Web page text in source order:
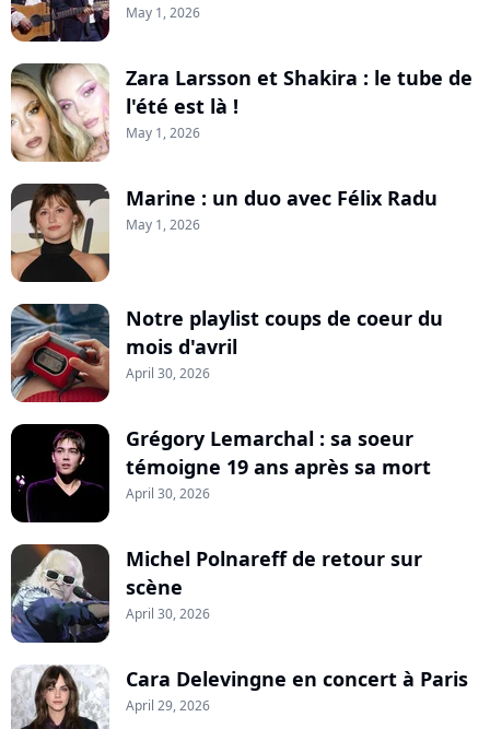
May 1, 2026
Zara Larsson et Shakira : le tube de
l'été est là !
May 1, 2026
Marine : un duo avec Félix Radu
May 1, 2026
Notre playlist coups de coeur du
mois d'avril
April 30, 2026
Grégory Lemarchal : sa soeur
témoigne 19 ans après sa mort
April 30, 2026
Michel Polnareff de retour sur
scène
April 30, 2026
Cara Delevingne en concert à Paris
April 29, 2026